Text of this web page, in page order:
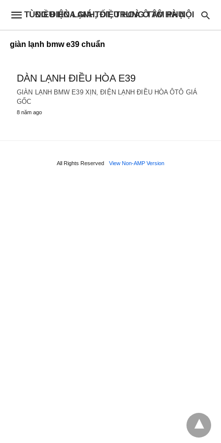
ĐIỀU HÒA GIÁ TỐT, TRUNG TÂM PHỤ TÙNG ĐIỆN LẠNH, ĐIỀU HOÀ Ô TÔ HÀ NỘI
giàn lạnh bmw e39 chuẩn
DÀN LẠNH ĐIỀU HÒA E39
GIÀN LẠNH BMW E39 XỊN, ĐIỆN LẠNH ĐIỀU HÒA ÔTÔ GIÁ
GỐC
8 năm ago
All Rights Reserved View Non-AMP Version